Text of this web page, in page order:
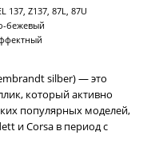
137, Z137, 87L, 87U
бежевый
silber) — это
который активно
популярных моделей,
и Corsa в период с